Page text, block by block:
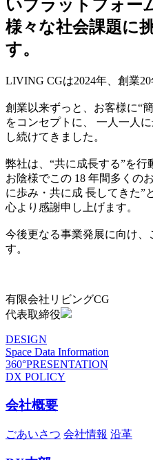
いプラットフォー
様々な社会課題に
す。
LIVING CGは2024年、創業20
創業以来ずっと、お客様に“
をコンセプトに、 一人一人
し続けてきました。
弊社は、“共に成長する”を行
お陰様でこの 18 年間多くの
に歩み・共に成 長してきた”
心より感謝申し上げます。
今後更なる事業発展に向け、
す。
有限会社リビングCG
代表取締役
DESIGN
Space Data Information
360°PRESENTATION
DX POLICY
会社概要
ごあいさつ 会社情報 沿革